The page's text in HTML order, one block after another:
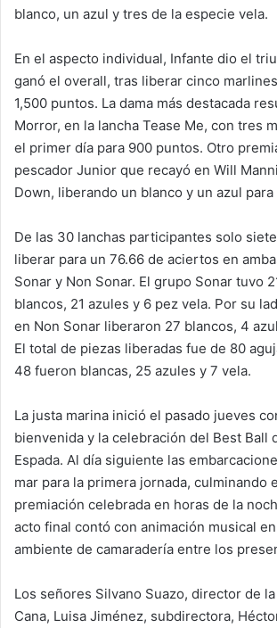
blanco, un azul y tres de la especie vela.
En el aspecto individual, Infante dio el
ganó el overall, tras liberar cinco
1,500 puntos. La dama más destacada
Morror, en la lancha Tease Me, con tres
el primer día para 900 puntos. Otro
pescador Junior que recayó en Will
Down, liberando un blanco y un azul
De las 30 lanchas participantes solo
liberar para un 76.66 de aciertos en
Sonar y Non Sonar. El grupo Sonar tuvo
blancos, 21 azules y 6 pez vela. Por su
en Non Sonar liberaron 27 blancos, 4
El total de piezas liberadas fue de 80
48 fueron blancas, 25 azules y 7 vela.
La justa marina inició el pasado jueves
bienvenida y la celebración del Best Ball
Espada. Al día siguiente las
mar para la primera jornada, culminando
premiación celebrada en horas de la
acto final contó con animación musical
ambiente de camaradería entre los
Los señores Silvano Suazo, director de
Cana, Luisa Jiménez, subdirectora,